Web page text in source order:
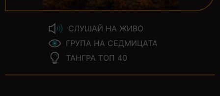
СЛУШАЙ НА ЖИВО
ГРУПА НА СЕДМИЦАТА
ТАНГРА ТОП 40